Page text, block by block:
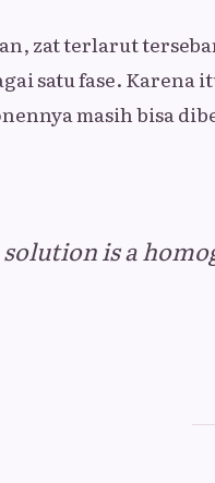
zat terlarut
satu fase. Karena
masih bisa
is a